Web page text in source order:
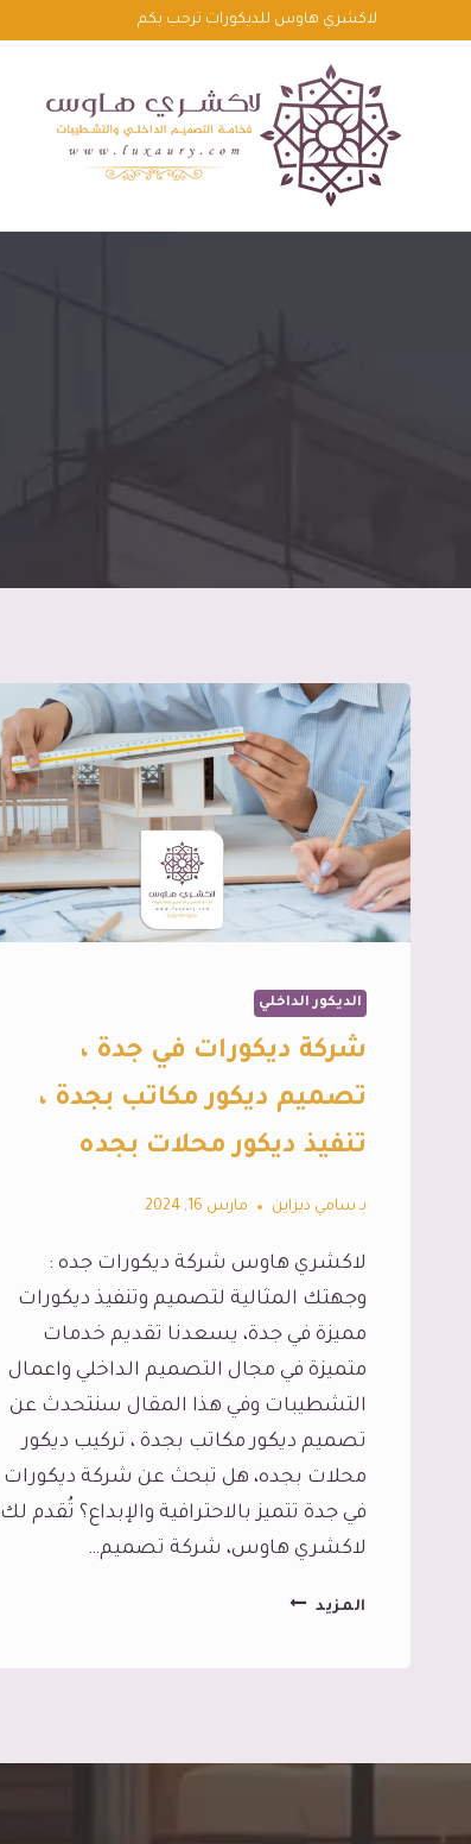
لاكشري هاوس للديكورات ترحب بكم
الديكور الداخلي
شركة ديكورات في جدة ،
تصميم ديكور مكاتب بجدة ،
تنفيذ ديكور محلات بجده
بـ سامي ديزاين مارس 16, 2024
لاكشري هاوس شركة ديكورات جده :
وجهتك المثالية لتصميم وتنفيذ ديكورات
مميزة في جدة، يسعدنا تقديم خدمات
متميزة في مجال التصميم الداخلي واعمال
التشطيبات وفي هذا المقال سنتحدث عن
تصميم ديكور مكاتب بجدة ، تركيب ديكور
محلات بجده، هل تبحث عن شركة ديكورات
في جدة تتميز بالاحترافية والإبداع؟ تُقدم لك
لاكشري هاوس، شركة تصميم…
المزيدشركة